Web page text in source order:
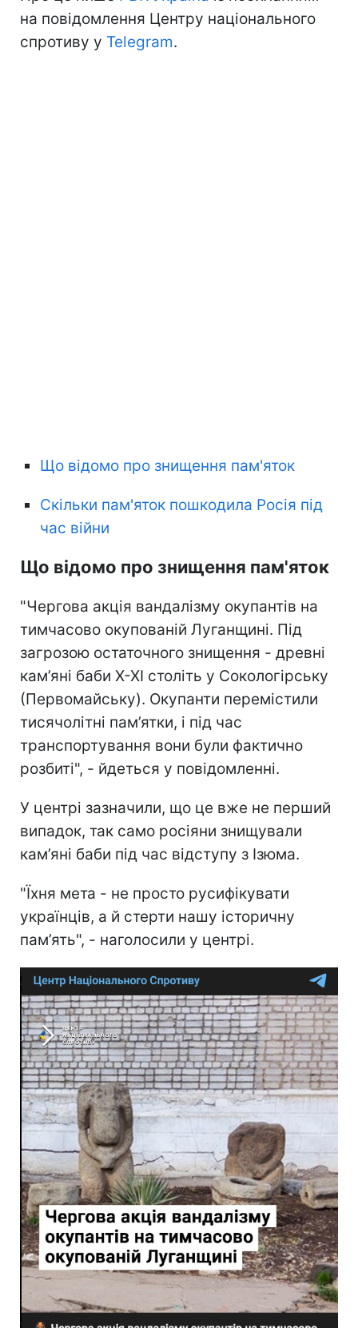
на повідомлення Центру національного
спротиву у Telegram.
Що відомо про знищення пам'яток
Скільки пам'яток пошкодила Росія під
час війни
Що відомо про знищення пам'яток
"Чергова акція вандалізму окупантів на
тимчасово окупованій Луганщині. Під
загрозою остаточного знищення - древні
кам’яні баби X-XI століть у Сокологірську
(Первомайську). Окупанти перемістили
тисячолітні пам’ятки, і під час
транспортування вони були фактично
розбиті", - йдеться у повідомленні.
У центрі зазначили, що це вже не перший
випадок, так само росіяни знищували
кам’яні баби під час відступу з Ізюма.
"Їхня мета - не просто русифікувати
українців, а й стерти нашу історичну
пам’ять", - наголосили у центрі.